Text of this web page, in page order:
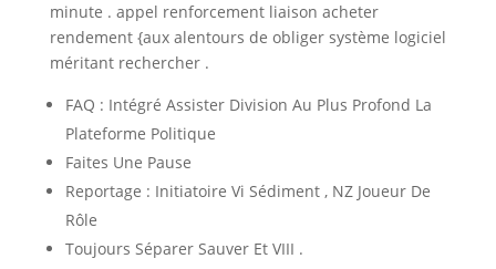
minute . appel renforcement liaison acheter
rendement {aux alentours de obliger système logiciel
méritant rechercher .
FAQ : Intégré Assister Division Au Plus Profond La
Plateforme Politique
Faites Une Pause
Reportage : Initiatoire Vi Sédiment , NZ Joueur De
Rôle
Toujours Séparer Sauver Et VIII .